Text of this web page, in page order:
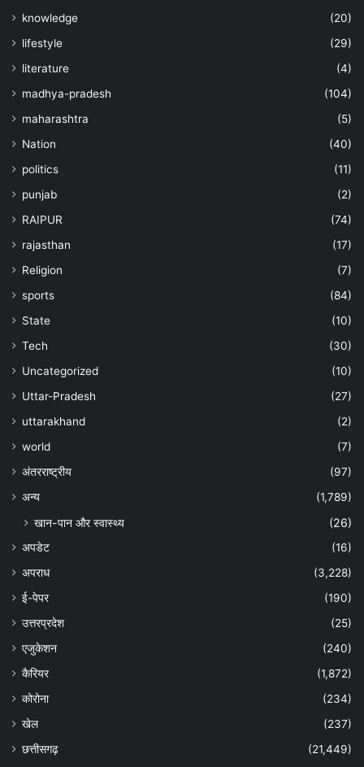
knowledge
(20)
lifestyle
(29)
literature
(4)
madhya-pradesh
(104)
maharashtra
(5)
Nation
(40)
politics
(11)
punjab
(2)
RAIPUR
(74)
rajasthan
(17)
Religion
(7)
sports
(84)
State
(10)
Tech
(30)
Uncategorized
(10)
Uttar-Pradesh
(27)
uttarakhand
(2)
world
(7)
अंतरराष्ट्रीय
(97)
अन्‍य
(1,789)
खान-पान और स्वास्थ्य (26)
अपडेट
(16)
अपराध
(3,228)
ई-पेपर
(190)
उत्तरप्रदेश
(25)
एजुकेशन
(240)
कैरियर
(1,872)
कोरोना
(234)
खेल
(237)
छत्तीसगढ़
(21,449)